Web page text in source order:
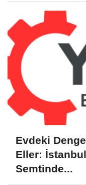
Evdeki
Eller:
Semtinde...